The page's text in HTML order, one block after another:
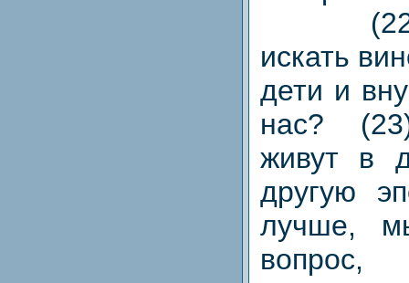
(22)
искать
дети и
нас?
живут в
другую
лучше,